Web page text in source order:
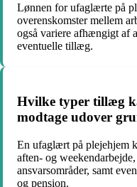
Lønnen for ufaglærte på
overenskomster mellem
også variere afhængigt af
eventuelle tillæg.
Hvilke typer tillæg
modtage udover
En ufaglært på plejehjem
aften- og
ansvarsområder, samt
og pension.